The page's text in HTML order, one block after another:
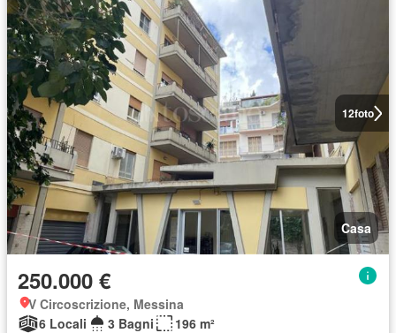
12foto
Casa
250.000 €
V Circoscrizione, Messina
6 Locali
3 Bagni
196 m²